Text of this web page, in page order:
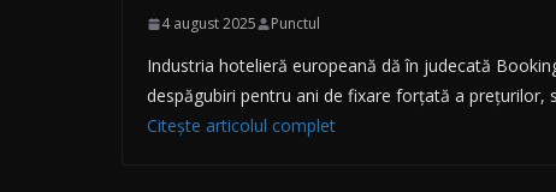
4 august 2025 Punctul
Industria hotelieră europeană dă în judecată
despăgubiri pentru ani de fixare forțată a prețurilor,
Citește articolul complet